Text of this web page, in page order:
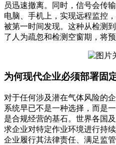
员迅速撤离。同时，信号会传
电脑、手机上，实现远程监控
被第一时间发现。这种从检测
了人为疏忽和检测空窗期，将
为何现代企业必须部署固
对于任何涉及潜在气体风险的
系统早已不是一种选择，而是
是合规经营的基石。世界各国
求企业对特定作业环境进行持
企业履行其法律责任、满足监